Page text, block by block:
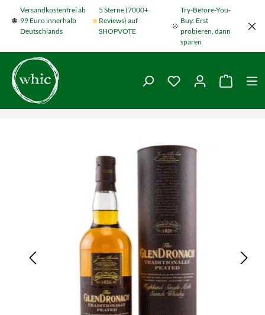
Zum Hauptinhalt springen
Versandkostenfrei ab
99 Euro innerhalb
Deutschlands
5 Sterne (7000+
Reviews) auf
SHOPVOTE
Try-Before-You-
Buy: Erst
probieren, dann
sparen
Du hast 0